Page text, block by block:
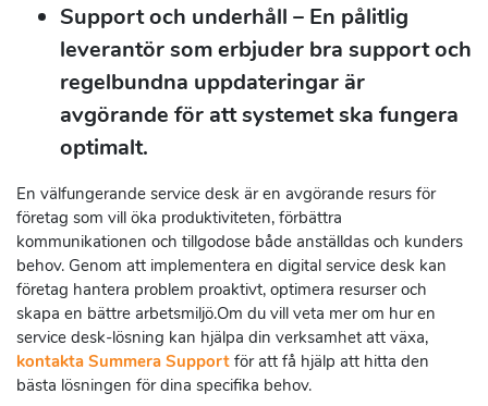
Support och underhåll – En pålitlig
leverantör som erbjuder bra support och
regelbundna uppdateringar är
avgörande för att systemet ska fungera
optimalt.
En välfungerande service desk är en avgörande resurs för
företag som vill öka produktiviteten, förbättra
kommunikationen och tillgodose både anställdas och kunders
behov. Genom att implementera en digital service desk kan
företag hantera problem proaktivt, optimera resurser och
skapa en bättre arbetsmiljö.Om du vill veta mer om hur en
service desk-lösning kan hjälpa din verksamhet att växa,
kontakta Summera Support för att få hjälp att hitta den
bästa lösningen för dina specifika behov.